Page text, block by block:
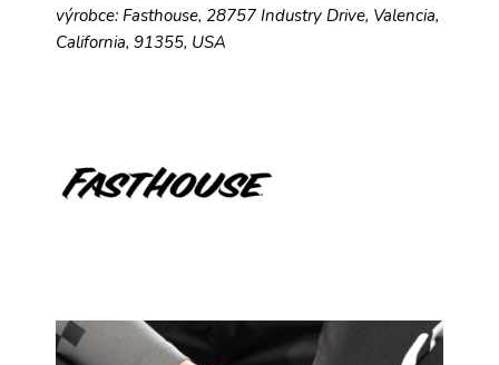
výrobce: Fasthouse, 28757 Industry Drive, Valencia,
California, 91355, USA